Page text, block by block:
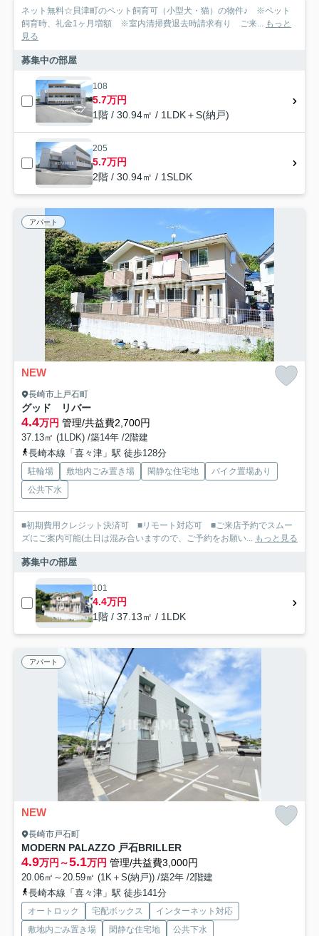
ネット無料☆貝津町のペット飼育可（小型犬・猫）の物件♪ ※ペット
飼育時、礼金1ヶ月増額 ※室内清掃費退去時請求有り ご来... もっと
見る
募集中の部屋
108
5.7万円
1階 / 30.94㎡ / 1LDK＋S(納戸)
205
5.7万円
2階 / 30.94㎡ / 1SLDK
アパート
NEW
長崎市上戸石町
グッド リバー
4.4万円 管理/共益費2,700円
37.13㎡ (1LDK) /築14年 /2階建
長崎本線「喜々津」駅 徒歩128分
駐輪場 敷地内ごみ置き場 閑静な住宅地
バイク置場あり
公共下水
■初期費用クレジット決済可 ■リモート対応可 ■ご来店予約でスムー
ズにご案内可能(土日は混み合いますので、ご予約をお願い... もっと見る
募集中の部屋
101
4.4万円
1階 / 37.13㎡ / 1LDK
アパート
NEW
長崎市戸石町
MODERN PALAZZO 戸石BRILLER
4.9万円～5.1万円 管理/共益費3,000円
20.06㎡～20.59㎡ (1K＋S(納戸)) /築2年 /2階建
長崎本線「喜々津」駅 徒歩141分
オートロック 宅配ボックス
インターネット対応
敷地内ごみ置き場
閑静な住宅地 公共下水